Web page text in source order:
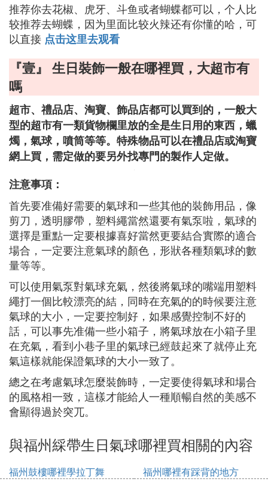
推荐你去花椒、虎牙、斗鱼或者蝴蝶都可以，个人比
较推荐去蝴蝶，因为里面比较火辣还有你懂的哈，可
以直接 点击这里去观看
『壹』 生日裝飾一般在哪裡買，大超市有
嗎
超市、禮品店、淘寶、飾品店都可以買到的，一般大
型的超市有一類貨物欄里放的全是生日用的東西，蠟
燭，氣球，噴筒等等。特殊物品可以在禮品店或淘寶
網上買，需定做的要另外找專門的製作人定做。
注意事項：
首先要准備好需要的氣球和一些其他的裝飾用品，像
剪刀，透明膠帶，塑料繩當然還要有氣泵啦，氣球的
選擇是重點一定要根據喜好當然更要結合實際的適合
場合，一定要注意氣球的顏色，形狀各種類氣球的數
量等等。
可以使用氣泵對氣球充氣，然後將氣球的嘴端用塑料
繩打一個比較漂亮的結，同時在充氣的的時候要注意
氣球的大小，一定要控制好，如果感覺控制不好的
話，可以事先准備一些小箱子，將氣球放在小箱子里
在充氣，看到小巷子里的氣球已經鼓起來了就停止充
氣這樣就能保證氣球的大小一致了。
總之在考慮氣球怎麼裝飾時，一定要使得氣球和場合
的風格相一致，這樣才能給人一種順暢自然的美感不
會顯得過於突兀。
與福州綵帶生日氣球哪裡買相關的內容
福州鼓樓哪裡學拉丁舞
福州哪裡有踩背的地方